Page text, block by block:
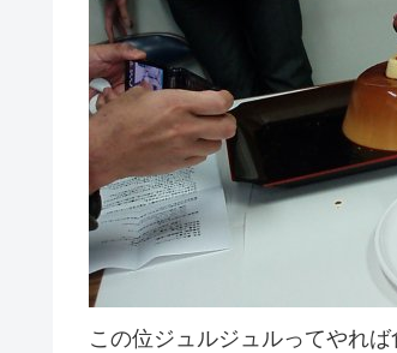
この位ジュルジュルってやれ